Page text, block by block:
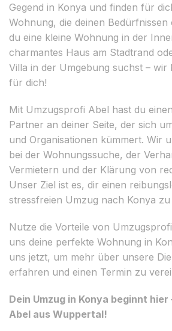
Gegend in Konya und finden für
Wohnung, die deinen Bedürfnissen
du eine kleine Wohnung in der
charmantes Haus am Stadtrand
Villa in der Umgebung suchst – wir
für dich!
Mit Umzugsprofi Abel hast du
Partner an deiner Seite, der sich
und Organisationen kümmert. Wir
bei der Wohnungssuche, der
Vermietern und der Klärung von
Unser Ziel ist es, dir einen
stressfreien Umzug nach Konya
Nutze die Vorteile von
uns deine perfekte Wohnung in
uns jetzt, um mehr über unsere
erfahren und einen Termin zu
Dein Umzug in Konya beginnt
Abel aus Wuppertal!